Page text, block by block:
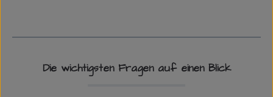
Die wichtigsten Fragen auf einen Blick